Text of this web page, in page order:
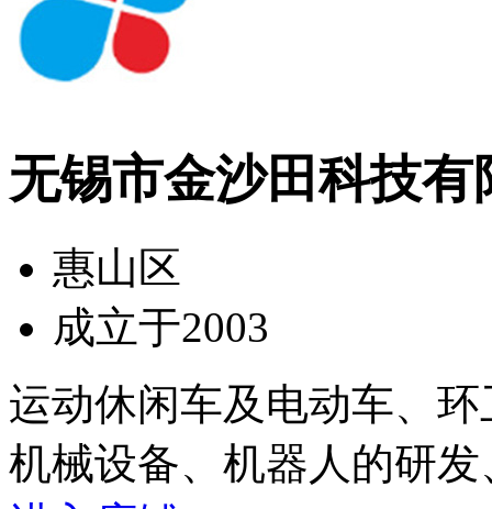
无锡市金沙田科技有
惠山区
成立于2003
运动休闲车及电动车、
机械设备、机器人的研发